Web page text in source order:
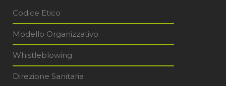
Codice Etico
Modello Organizzativo
Whistleblowing
Direzione Sanitaria